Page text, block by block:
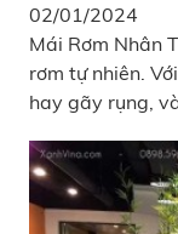
02/01/2024
Mái Rơm Nhân
rơm tự nhiên.
hay gãy rụng,
Việt từ thời xa
gặt, phơi khô
nhau, từ chất